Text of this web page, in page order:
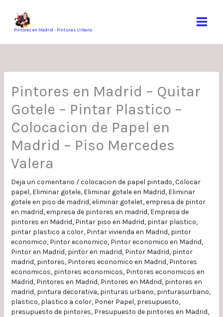
contenidoPintores en Madrid - Pinturas Urbano
Pintores en Madrid – Quitar
Gotele – Pintar Plastico –
Colocacion de Papel en
Madrid – Piso Mercedes
Valera
Deja un comentario /colocacion de papel pintado,Colocar
papel, Eliminar gotele, Eliminar gotele en Madrid, Eliminar
gotele en piso de madrid,eliminar gotelet,empresa de pintor
en madrid,empresa de pintores en madrid, Empresa de
pintores en Madrid, Pintar piso en Madrid, pintar plastico,
pintar plastico a color, Pintar vivienda en Madrid, pintor
economico, Pintor economico, Pintor economico en Madrid,
Pintor en Madrid, pintor en madrid, Pintor Madrid, pintor
madrid, pintores, Pintores economico en Madrid, Pintores
economicos, pintores economicos, Pintores economicos en
Madrid, Pintores en Madrid, Pintores en MAdrid, pintores en
madrid, pintura decorativa, pinturas urbano, pinturasurbano,
plastico, plastico a color, Poner Papel, presupuesto,
presupuesto de pintores, Presupuesto de pintores en Madrid,